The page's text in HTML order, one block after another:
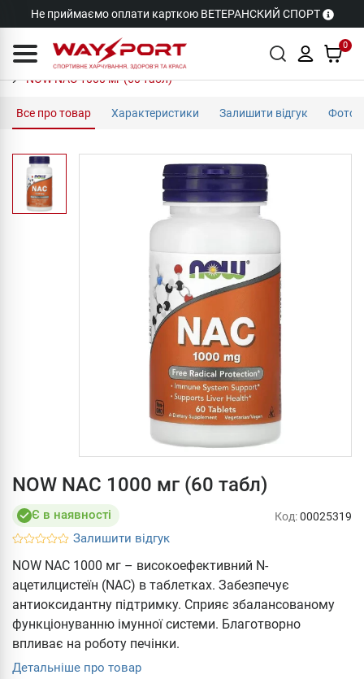
Не приймаємо оплати карткою ВЕТЕРАНСКИЙ СПОРТ
0
NOW NAC 1000 мг (60 табл)
Все про товар Характеристики Залишити відгук Фото
NOW NAC 1000 мг (60 табл)
Є в наявності
Залишити відгук
Код:00025319
NOW NAC 1000 мг – високоефективний N-
ацетилцистеїн (NAC) в таблетках. Забезпечує
антиоксидантну підтримку. Сприяє збалансованому
функціонуванню імунної системи. Благотворно
впливає на роботу печінки.
Детальніше про товар